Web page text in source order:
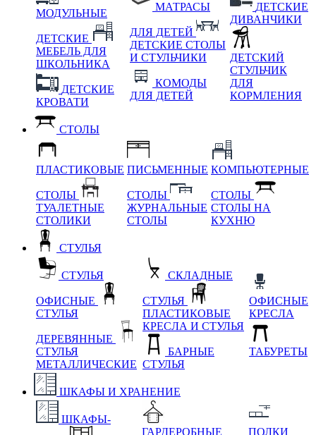
МОДУЛЬНЫЕ
ДЕТСКИЕ
МЕБЕЛЬ ДЛЯ
ШКОЛЬНИКА
ДЕТСКИЕ
КРОВАТИ
МАТРАСЫ
ДЛЯ ДЕТЕЙ
ДЕТСКИЕ СТОЛЫ
И СТУЛЬЧИКИ
КОМОДЫ
ДЛЯ ДЕТЕЙ
ДЕТСКИЕ
ДИВАНЧИКИ
ДЕТСКИЙ
СТУЛЬЧИК
ДЛЯ
КОРМЛЕНИЯ
СТОЛЫ
ПЛАСТИКОВЫЕ
СТОЛЫ
ТУАЛЕТНЫЕ
СТОЛИКИ
ПИСЬМЕННЫЕ
СТОЛЫ
ЖУРНАЛЬНЫЕ
СТОЛЫ
КОМПЬЮТЕРНЫЕ
СТОЛЫ
СТОЛЫ НА
КУХНЮ
СТУЛЬЯ
СТУЛЬЯ
ОФИСНЫЕ
СТУЛЬЯ
ДЕРЕВЯННЫЕ
СТУЛЬЯ
МЕТАЛЛИЧЕСКИЕ
СКЛАДНЫЕ
СТУЛЬЯ
ПЛАСТИКОВЫЕ
КРЕСЛА И СТУЛЬЯ
БАРНЫЕ
СТУЛЬЯ
ОФИСНЫЕ
КРЕСЛА
ТАБУРЕТЫ
ШКАФЫ И ХРАНЕНИЕ
ШКАФЫ-
ГАРДЕРОБНЫЕ
ПОЛКИ